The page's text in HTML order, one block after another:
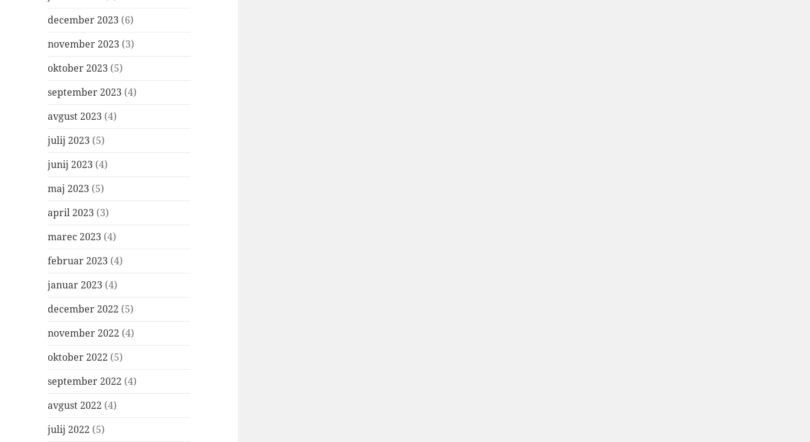
december 2023 (6)
november 2023 (3)
oktober 2023 (5)
september 2023 (4)
avgust 2023 (4)
julij 2023 (5)
junij 2023 (4)
maj 2023 (5)
april 2023 (3)
marec 2023 (4)
februar 2023 (4)
januar 2023 (4)
december 2022 (5)
november 2022 (4)
oktober 2022 (5)
september 2022 (4)
avgust 2022 (4)
julij 2022 (5)